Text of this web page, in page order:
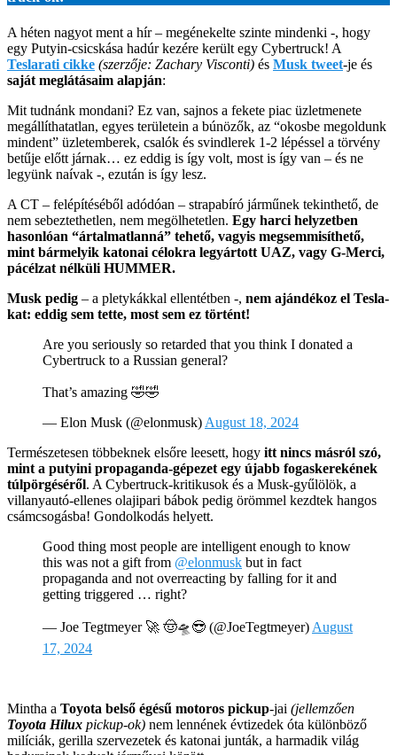
A héten nagyot ment a hír – megénekelte szinte mindenki -, hogy
egy Putyin-csicskása hadúr kezére került egy Cybertruck! A
Teslarati cikke (szerzője: Zachary Visconti) és Musk tweet-je és
saját meglátásaim alapján:
Mit tudnánk mondani? Ez van, sajnos a fekete piac üzletmenete
megállíthatatlan, egyes területein a búnözők, az “okosbe megoldunk
mindent” üzletemberek, csalók és svindlerek 1-2 lépéssel a törvény
betűje előtt járnak… ez eddig is így volt, most is így van – és ne
legyünk naívak -, ezután is így lesz.
A CT – felépítéséből adódóan – strapabíró járműnek tekinthető, de
nem sebeztethetlen, nem megölhetetlen. Egy harci helyzetben
hasonlóan “ártalmatlanná” tehető, vagyis megsemmisíthető,
mint bármelyik katonai célokra legyártott UAZ, vagy G-Merci,
pácélzat nélküli HUMMER.
Musk pedig – a pletykákkal ellentétben -, nem ajándékoz el Tesla-
kat: eddig sem tette, most sem ez történt!
Are you seriously so retarded that you think I donated a
Cybertruck to a Russian general?
That’s amazing 🤣🤣
— Elon Musk (@elonmusk) August 18, 2024
Természetesen többeknek elsőre leesett, hogy itt nincs másról szó,
mint a putyini propaganda-gépezet egy újabb fogaskerekének
túlpörgéséről. A Cybertruck-kritikusok és a Musk-gyűlölök, a
villanyautó-ellenes olajipari bábok pedig örömmel kezdtek hangos
csámcsogásba! Gondolkodás helyett.
Good thing most people are intelligent enough to know
this was not a gift from @elonmusk but in fact
propaganda and not overreacting by falling for it and
getting triggered … right?
— Joe Tegtmeyer 🚀 🤠🛸😎 (@JoeTegtmeyer) August
17, 2024
Mintha a Toyota belső égésű motoros pickup-jai (jellemzően
Toyota Hilux pickup-ok) nem lennének évtizedek óta különböző
milíciák, gerilla szervezetek és katonai junták, a harmadik világ